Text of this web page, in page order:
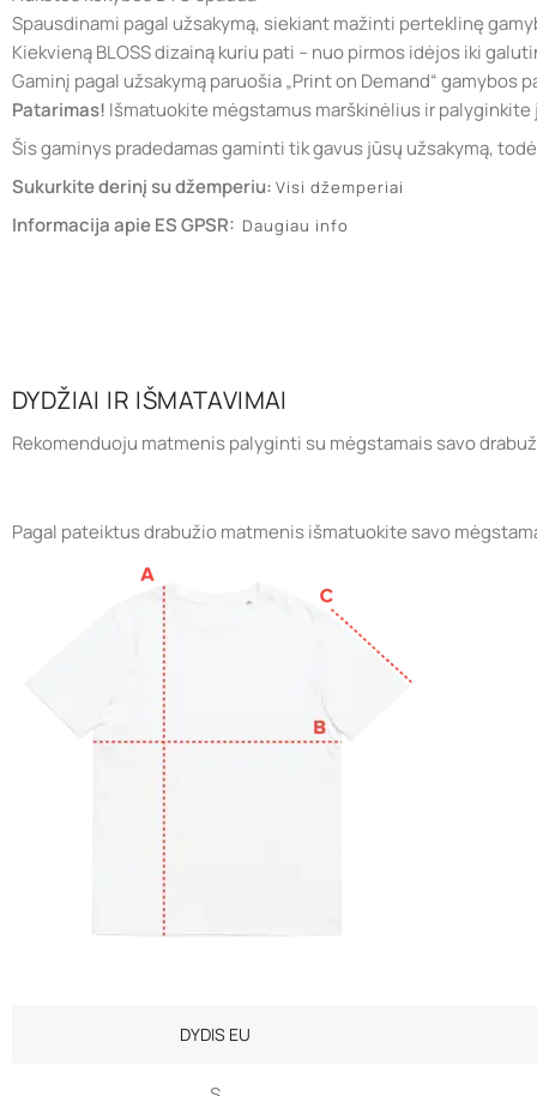
Spausdinami pagal užsakymą, siekiant mažinti perteklinę
Kiekvieną BLOSS dizainą kuriu pati – nuo pirmos idėjos iki
Gaminį pagal užsakymą paruošia „Print on Demand“ gamybos
Patarimas! Išmatuokite mėgstamus marškinėlius ir
Šis gaminys pradedamas gaminti tik gavus jūsų užsakymą,
Sukurkite derinį su džemperiu: Visi džemperiai
Informacija apie ES GPSR: Daugiau info
DYDŽIAI IR IŠMATAVIMAI
Rekomenduoju matmenis palyginti su mėgstamais savo
Pagal pateiktus drabužio matmenis išmatuokite savo
DYDIS EU